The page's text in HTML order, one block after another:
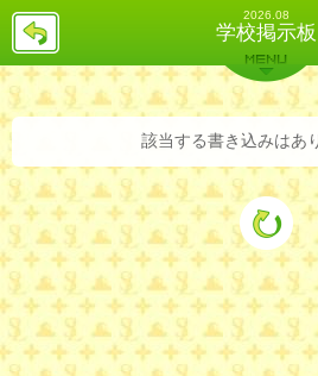
2026.08
学校掲示板
戻
バックナンバー 詳細検索 ランキ
MENU
該当する書き込みはあ